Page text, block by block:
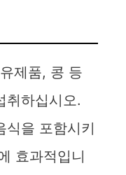
제품, 콩 등
취하십시오.
식을 포함시키
효과적입니